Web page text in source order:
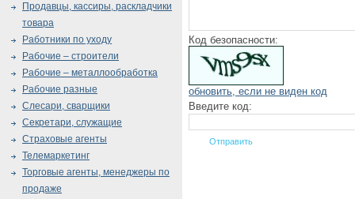
Код безопасности:
обновить, если не виден код
Введите код:
Продавцы, кассиры, раскладчики
товара
Работники по уходу
Рабочие – строители
Рабочие – металлообработка
Рабочие разные
Слесари, сварщики
Секретари, служащие
Страховые агенты
Телемаркетинг
Торговые агенты, менеджеры по
продаже